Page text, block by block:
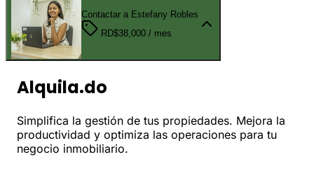
Contactar a Estefany Robles
RD$38,000 / mes
Alquila.do
Simplifica la gestión de tus propiedades. Mejora la
productividad y optimiza las operaciones para tu
negocio inmobiliario.